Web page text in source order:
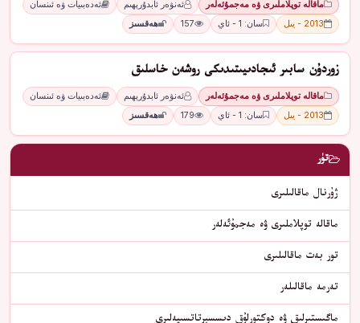
ماقالە توپلاملىرى ۋە مەجمۇئەلەر ئەنۋەر ئابدۇرېھىم
ئەدەبىيات ۋە ئىنسان
2013 - يىل
سان: 1 - ئاي 157 ھەقسىز
زوردۇن سابىر ئىجادىيىتىدىكى روشەن خاسلىق
ماقالە توپلاملىرى ۋە مەجمۇئەلەر ئەنۋەر ئابدۇرېھىم
ئەدەبىيات ۋە ئىنسان
2013 - يىل
سان: 1 - ئاي 179 ھەقسىز
تۈر
ژۇرنال ماقالىلىرى
ماقالە توپلاملىرى ۋە مەجمۇئەلەر
تور بەت ماقالىلىرى
تەرمە ماقالىلەر
ماگىستىرلىق ۋە دوكتورلۇق دىسسېرتاتسىيەلىرى